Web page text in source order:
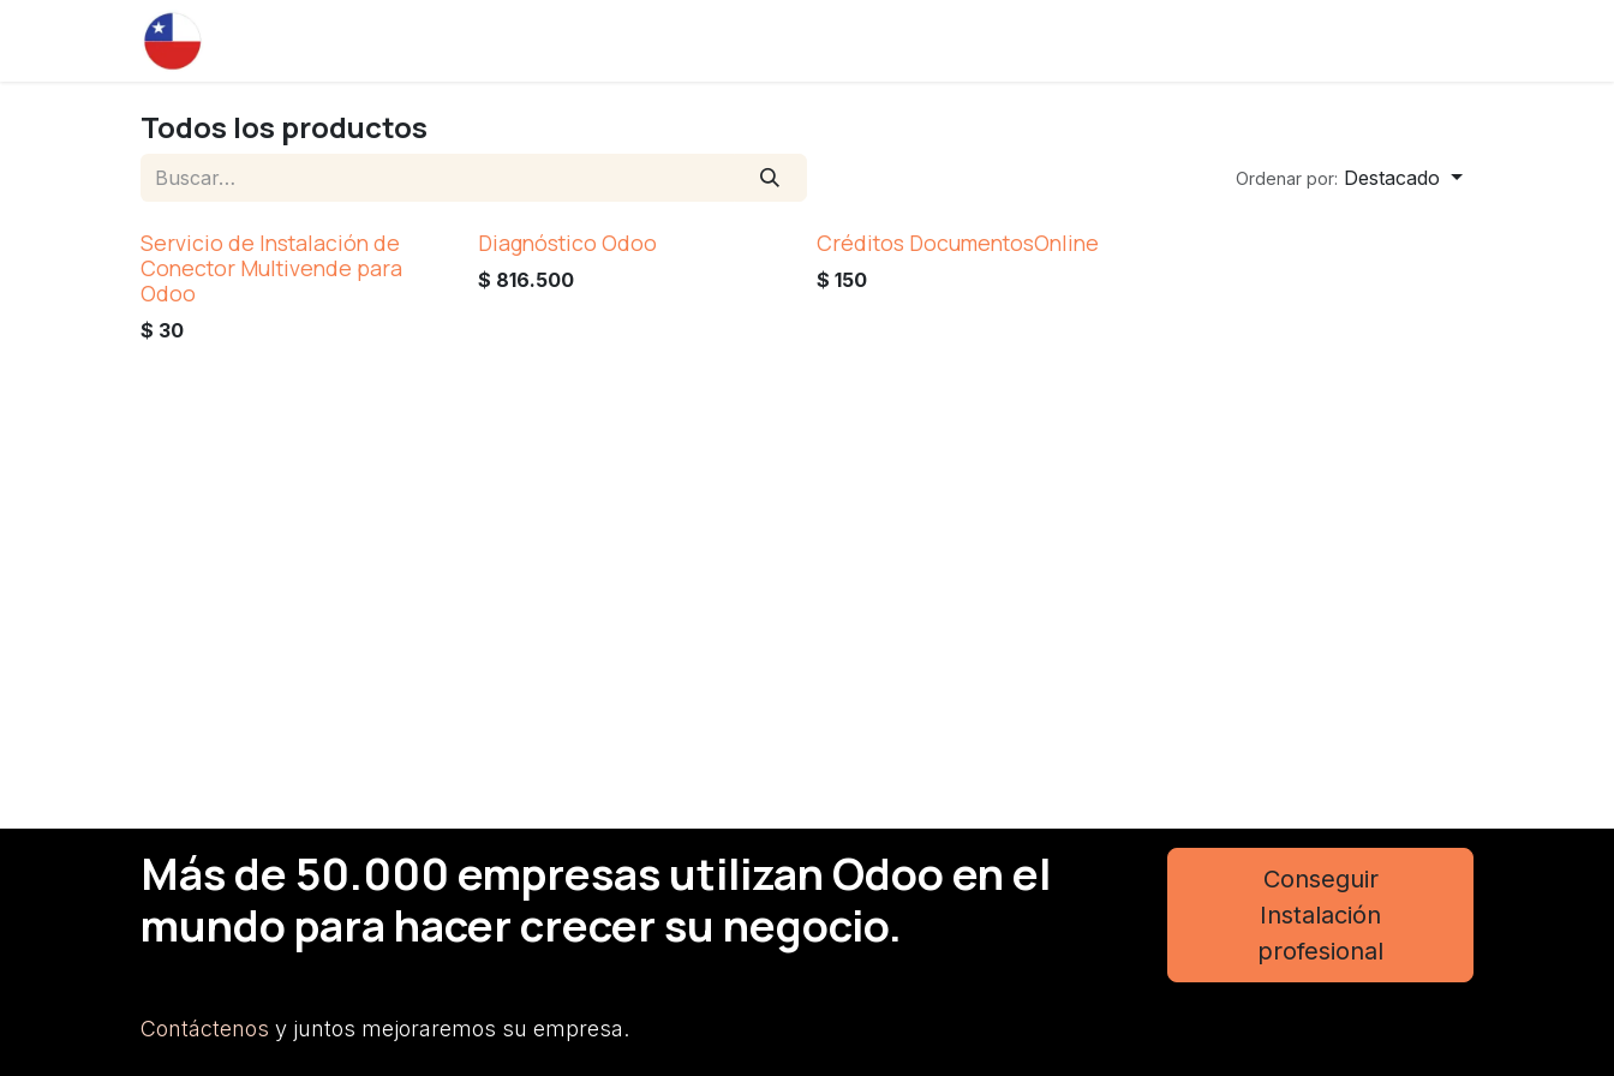
Todos los productos
Ordenar por: Destacado
Servicio de Instalación de
Conector Multivende para
Odoo
$ 30
Diagnóstico Odoo
$ 816.500
Créditos DocumentosOnline
$ 150
Más de 50.000 empresas utilizan Odoo en el
mundo para hacer crecer su negocio.
Contáctenos y juntos mejoraremos su empresa.
Conseguir
Instalación
profesional